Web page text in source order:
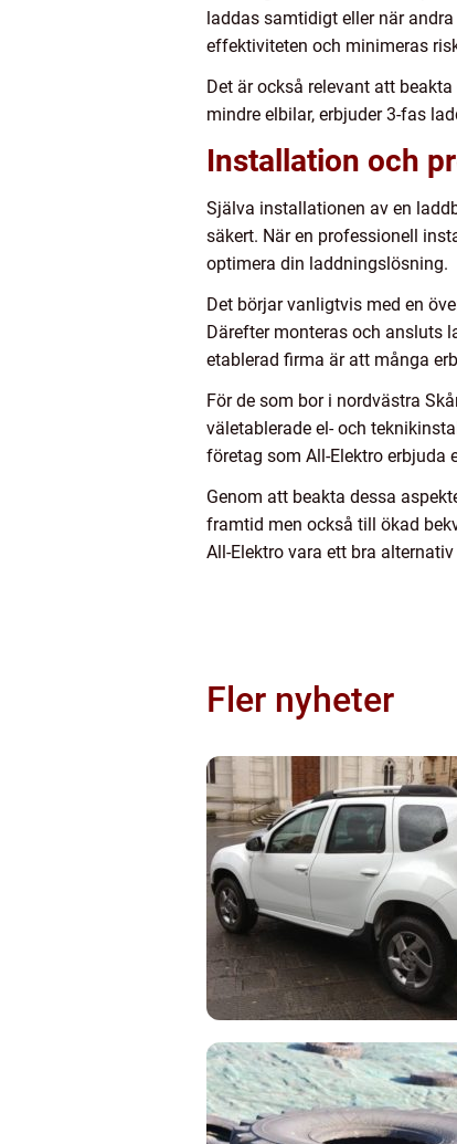
laddas samtidigt eller när
effektiviteten och minimeras
Det är också relevant att
mindre elbilar, erbjuder 3-fas
Installation och
Själva installationen av en
säkert. När en professionell
optimera din laddningslösning.
Det börjar vanligtvis med en
Därefter monteras och ansluts
etablerad firma är att många
För de som bor i nordvästra
väletablerade el- och
företag som All-Elektro erbjuda
Genom att beakta dessa
framtid men också till ökad
All-Elektro vara ett bra
Fler nyheter